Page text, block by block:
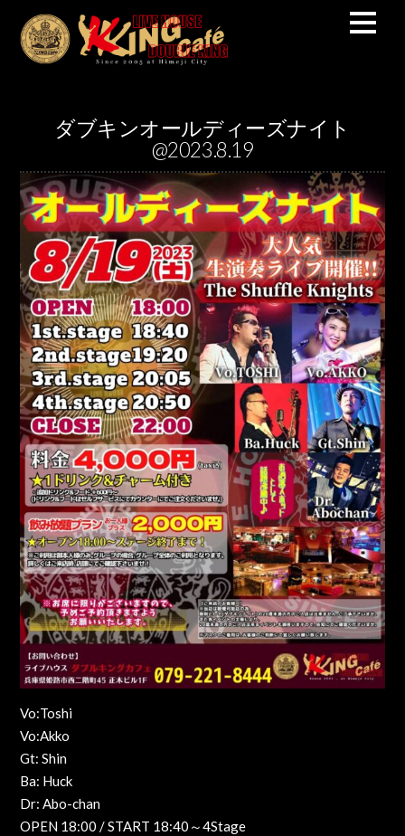
ダブキンオールディーズナイト
@2023.8.19
Vo:Toshi
Vo:Akko
Gt: Shin
Ba: Huck
Dr: Abo-chan
OPEN 18:00 / START 18:40～4Stage